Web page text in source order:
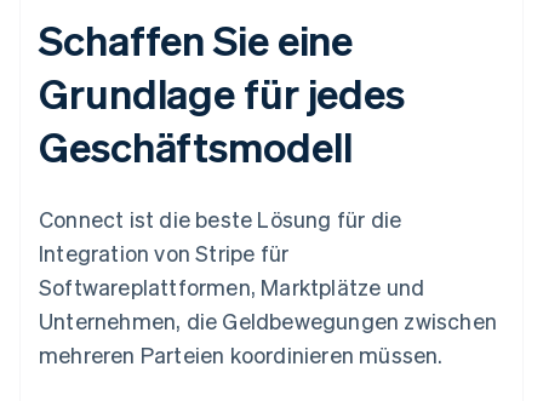
Schaffen Sie eine
Grundlage für jedes
Geschäftsmodell
Connect ist die beste Lösung für die
Integration von Stripe für
Softwareplattformen, Marktplätze und
Unternehmen, die Geldbewegungen zwischen
mehreren Parteien koordinieren müssen.